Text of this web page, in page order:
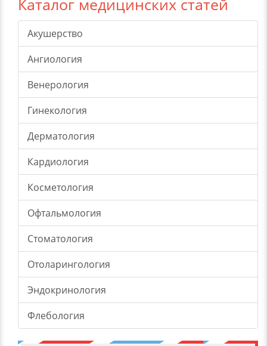
Каталог медицинских статей
Акушерство
Ангиология
Венерология
Гинекология
Дерматология
Кардиология
Косметология
Офтальмология
Стоматология
Отоларингология
Эндокринология
Флебология